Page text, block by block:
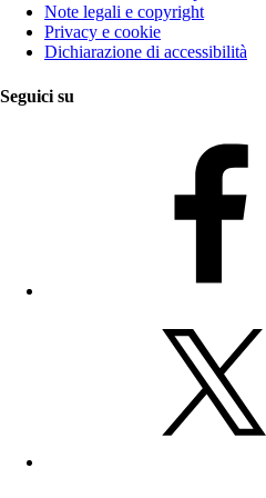
Note legali e copyright
Privacy e cookie
Dichiarazione di accessibilità
Seguici su